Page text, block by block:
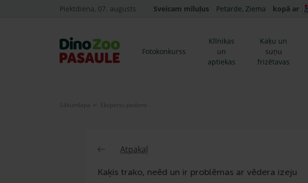
Piektdiena, 07. augusts Sveicam mīluļus Petarde, Ziema kopā ar
Fotokonkurss
Klīnikas
un
aptiekas
Kaķu un
suņu
frizētavas
Sākumlapa Ekspertu padomi
Atpakaļ
Kaķis trako, neēd un ir problēmas ar vēdera izeju